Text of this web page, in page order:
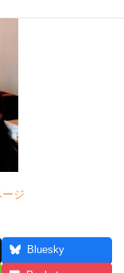
ジ
Bluesky